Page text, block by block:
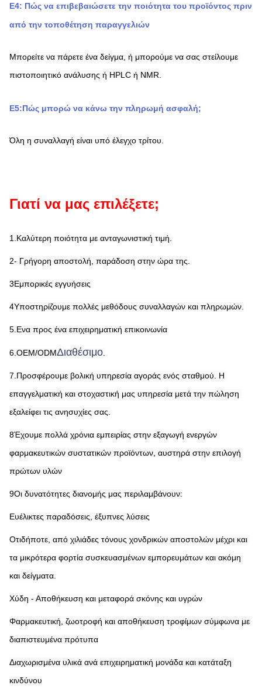
Ε4: Πώς να επιβεβαιώσετε την ποιότητα του προϊόντος πριν
από την τοποθέτηση παραγγελιών
Μπορείτε να πάρετε ένα δείγμα, ή μπορούμε να σας στείλουμε
πιστοποιητικό ανάλυσης ή HPLC ή NMR.
Ε5:Πώς μπορώ να κάνω την πληρωμή ασφαλή;
Όλη η συναλλαγή είναι υπό έλεγχο τρίτου.
Γιατί να μας επιλέξετε;
1.Καλύτερη ποιότητα με ανταγωνιστική τιμή.
2- Γρήγορη αποστολή, παράδοση στην ώρα της.
3Εμπορικές εγγυήσεις
4Υποστηρίζουμε πολλές μεθόδους συναλλαγών και πληρωμών.
5.Ενα προς ένα επιχειρηματική επικοινωνία
6.OEM/ODMΔιαθέσιμο
7.Προσφέρουμε βολική υπηρεσία αγοράς ενός σταθμού. Η
επαγγελματική και στοχαστική μας υπηρεσία μετά την πώληση
εξαλείφει τις ανησυχίες σας.
8Έχουμε πολλά χρόνια εμπειρίας στην εξαγωγή ενεργών
φαρμακευτικών συστατικών προϊόντων, αυστηρά στην επιλογή
πρώτων υλών
9Οι δυνατότητες διανομής μας περιλαμβάνουν:
Ευέλικτες παραδόσεις, έξυπνες λύσεις
Οτιδήποτε, από χιλιάδες τόνους χονδρικών αποστολών μέχρι και
τα μικρότερα φορτία συσκευασμένων εμπορευμάτων και ακόμη
και δείγματα.
Χύδη - Αποθήκευση και μεταφορά σκόνης και υγρών
Φαρμακευτική, ζωοτροφή και αποθήκευση τροφίμων σύμφωνα με
διαπιστευμένα πρότυπα
Διαχωρισμένα υλικά ανά επιχειρηματική μονάδα και κατάταξη
κινδύνου